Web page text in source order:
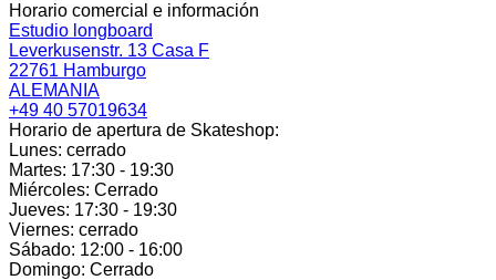
Horario comercial e información
Estudio longboard
Leverkusenstr. 13 Casa F
22761 Hamburgo
ALEMANIA
+49 40 57019634
Horario de apertura de Skateshop:
Lunes: cerrado
Martes: 17:30 - 19:30
Miércoles: Cerrado
Jueves: 17:30 - 19:30
Viernes: cerrado
Sábado: 12:00 - 16:00
Domingo: Cerrado